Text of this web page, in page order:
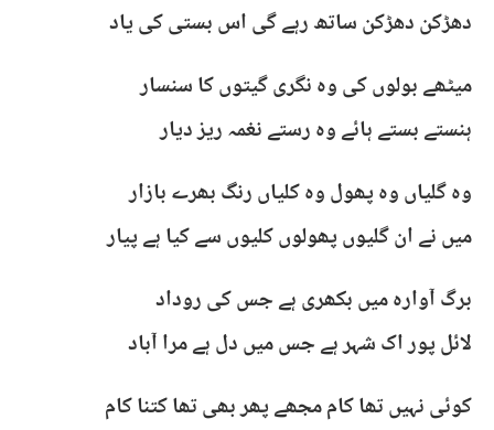
دھڑکن دھڑکن ساتھ رہے گی اس بستی کی یاد
میٹھے بولوں کی وہ نگری گیتوں کا سنسار
ہنستے بستے ہائے وہ رستے نغمہ ریز دیار
وہ گلیاں وہ پھول وہ کلیاں رنگ بھرے بازار
میں نے ان گلیوں پھولوں کلیوں سے کیا ہے پیار
برگ آوارہ میں بکھری ہے جس کی روداد
لائل پور اک شہر ہے جس میں دل ہے مرا آباد
کوئی نہیں تھا کام مجھے پھر بھی تھا کتنا کام